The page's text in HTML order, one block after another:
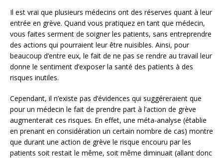
Il est vrai que plusieurs médecins ont des réserves quant à leur
entrée en grève. Quand vous pratiquez en tant que médecin,
vous faites serment de soigner les patients, sans entreprendre
des actions qui pourraient leur être nuisibles. Ainsi, pour
beaucoup d’entre eux, le fait de ne pas se rendre au travail leur
donne le sentiment d’exposer la santé des patients à des
risques inutiles.
Cependant, il n’existe pas d’évidences qui suggéreraient que
pour un médecin le fait de prendre part à l’action de grève
augmenterait ces risques. En effet, une méta-analyse (établie
en prenant en considération un certain nombre de cas) montre
que durant une action de grève le risque encouru par les
patients soit restait le même, soit même diminuait (allant donc